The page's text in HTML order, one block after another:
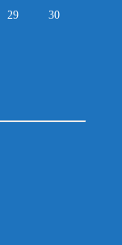
29 30